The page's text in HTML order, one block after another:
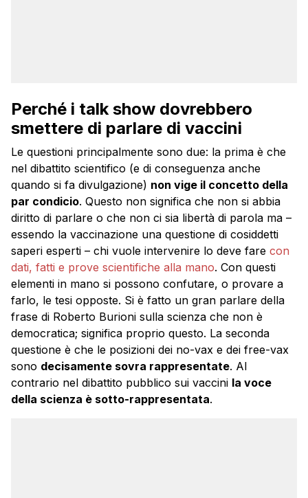
Perché i talk show dovrebbero
smettere di parlare di vaccini
Le questioni principalmente sono due: la prima è che
nel dibattito scientifico (e di conseguenza anche
quando si fa divulgazione) non vige il concetto della
par condicio. Questo non significa che non si abbia
diritto di parlare o che non ci sia libertà di parola ma –
essendo la vaccinazione una questione di cosiddetti
saperi esperti – chi vuole intervenire lo deve fare con
dati, fatti e prove scientifiche alla mano. Con questi
elementi in mano si possono confutare, o provare a
farlo, le tesi opposte. Si è fatto un gran parlare della
frase di Roberto Burioni sulla scienza che non è
democratica; significa proprio questo. La seconda
questione è che le posizioni dei no-vax e dei free-vax
sono decisamente sovra rappresentate. Al
contrario nel dibattito pubblico sui vaccini la voce
della scienza è sotto-rappresentata.